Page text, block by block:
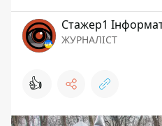
Стажер1
ЖУРНАЛІСТ
👍